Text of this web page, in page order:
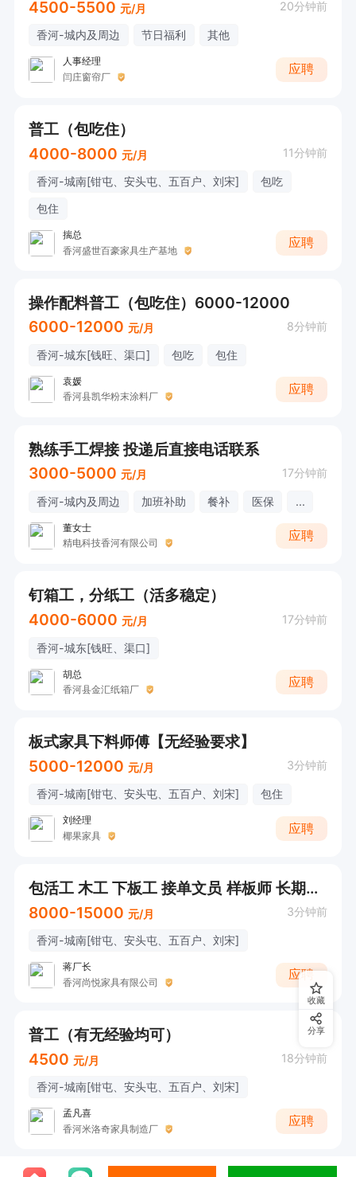
4500-5500 元/月 20分钟前
香河-城内及周边 节日福利 其他
人事经理
闫庄窗帘厂
应聘
普工（包吃住）
4000-8000 元/月 11分钟前
香河-城南[钳屯、安头屯、五百户、刘宋]
包吃
包住
揣总
香河盛世百豪家具生产基地
应聘
操作配料普工（包吃住）6000-12000
6000-12000 元/月 8分钟前
香河-城东[钱旺、渠口] 包吃 包住
袁媛
香河县凯华粉末涂料厂
应聘
熟练手工焊接 投递后直接电话联系
3000-5000 元/月 17分钟前
香河-城内及周边 加班补助 餐补 医保 ...
董女士
精电科技香河有限公司
应聘
钉箱工，分纸工（活多稳定）
4000-6000 元/月 17分钟前
香河-城东[钱旺、渠口]
胡总
香河县金汇纸箱厂
应聘
板式家具下料师傅【无经验要求】
5000-12000 元/月 3分钟前
香河-城南[钳屯、安头屯、五百户、刘宋] 包住
刘经理
椰果家具
应聘
包活工 木工 下板工 接单文员 样板师 长期做库存常年活多 有食宿
8000-15000 元/月 3分钟前
香河-城南[钳屯、安头屯、五百户、刘宋]
蒋厂长
香河尚悦家具有限公司
应聘
普工（有无经验均可）
4500 元/月 18分钟前
香河-城南[钳屯、安头屯、五百户、刘宋]
孟凡喜
香河米洛奇家具制造厂
应聘
收藏
分享